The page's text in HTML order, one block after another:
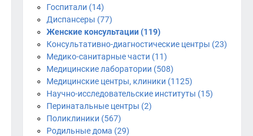
Госпитали (14)
Диспансеры (77)
Женские консультации (119)
Консультативно-диагностические центры (23)
Медико-санитарные части (11)
Медицинские лаборатории (508)
Медицинские центры, клиники (1125)
Научно-исследовательские институты (15)
Перинатальные центры (2)
Поликлиники (567)
Родильные дома (29)